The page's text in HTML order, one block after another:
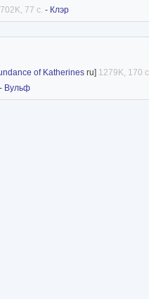
702K, 77 с. - Клэр
of Katherines ru] 1279K, 170
- Вульф